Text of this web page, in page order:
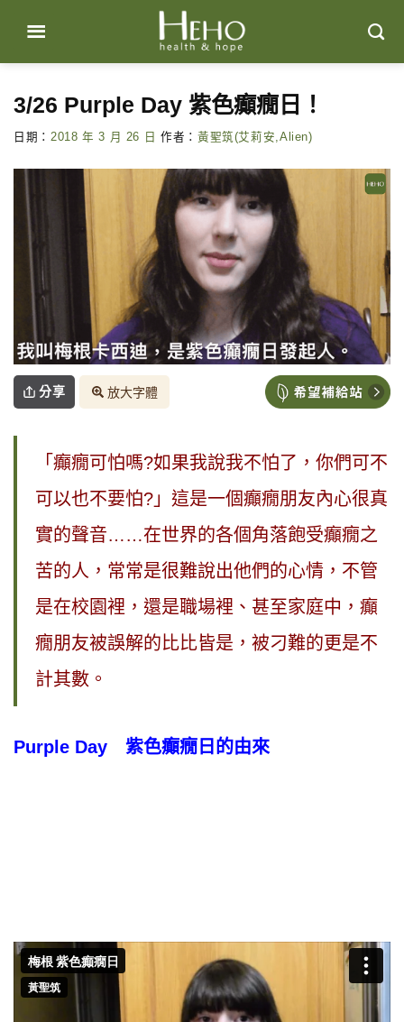
content
3/26 Purple Day 紫色癲癇日！
日期： 2018 年 3 月 26 日 作者： 黃聖筑(艾莉安,Alien)
分享 放大字體
「癲癇可怕嗎?如果我說我不怕了，你們可不
可以也不要怕?」這是一個癲癇朋友內心很真
實的聲音……在世界的各個角落飽受癲癇之
苦的人，常常是很難說出他們的心情，不管
是在校園裡，還是職場裡、甚至家庭中，癲
癇朋友被誤解的比比皆是，被刁難的更是不
計其數。
Purple Day 紫色癲癇日的由來